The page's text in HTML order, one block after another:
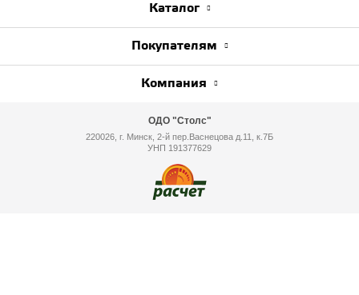
Каталог
Покупателям
Компания
ОДО "Столс"
220026, г. Минск, 2-й пер.Васнецова д.11, к.7Б
УНП 191377629